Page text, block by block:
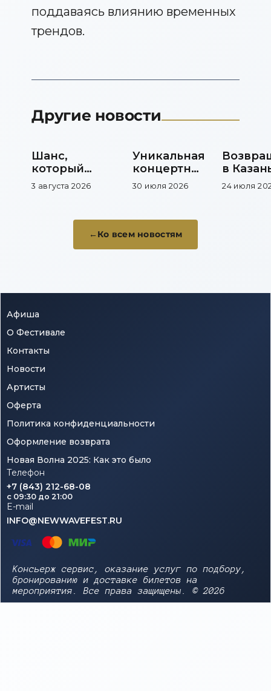
поддаваясь влиянию временных
трендов.
Другие новости
Шанс,
который
меняет
музыкальную
3 августа 2026
Уникальная
концертная
площадка
30 июля 2026
в
24 июля
Ко всем новостям
Афиша
О Фестивале
Контакты
Новости
Артисты
Оферта
Политика конфиденциальности
Оформление возврата
Новая Волна 2025: Как это было
Телефон
+7 (843) 212-68-08
c 09:30 до 21:00
E-mail
INFO@NEWWAVEFEST.RU
Консьерж сервис, оказание услуг по подбору,
бронированию и доставке билетов на
мероприятия. Все права защищены. © 2026